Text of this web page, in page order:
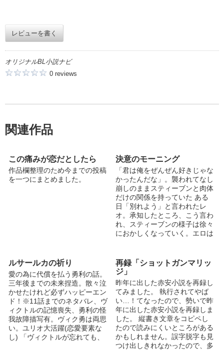
レビューを書く
オリジナルBL小説ナビ
0 reviews
関連作品
この痛みが恋だとしたら
作品欄整理のため今までの投稿
を一つにまとめました。
決意のモーニング
「君は俺をぜんぜん好きじゃな
かったんだな」。襲われてなし
崩しのままスティーブンと肉体
だけの関係を持っていた ある
日「別れよう」と言われたレ
オ。承知したところ、こう言わ
れ、スティーブンの様子は徐々
におかしくなっていく。エロは
ルサールカの祈り
愛の為に代償を払う勇利の話。
三年後までの未来捏造。散々泣
かせたけれど必ずハッピーエン
ド！※11話までのネタバレ、ヴ
ィクトルの記憶喪失、勇利の怪
我故障描写有。ヴィク勇は両思
い。ユリオ大活躍(恋愛要素な
し) 「ヴィクトルが忘れても、
再録「ショットガンマリッ
ジ」
昨年に出した赤安小説を再録し
てみました。 執行されてやば
い…！てなったので、勢いで昨
年に出した赤安小説を再録しま
した。 縦書き文章をコピペし
たので読みにくいところがある
かもしれません。誤字脱字も見
つけ出しきれなかったので、多